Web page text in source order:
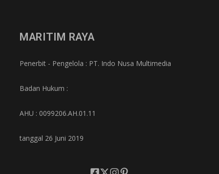
MARITIM RAYA
Penerbit - Pengelola : PT. Indo Nusa Multimedia
Badan Hukum :
AHU : 0099206.AH.01.11
tanggal 26 Juni 2019